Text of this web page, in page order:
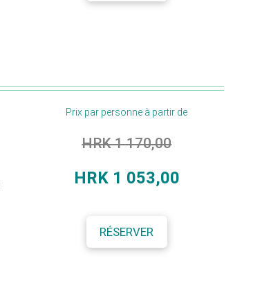
Prix par personne à partir de
HRK 1 170,00
HRK 1 053,00
RÉSERVER